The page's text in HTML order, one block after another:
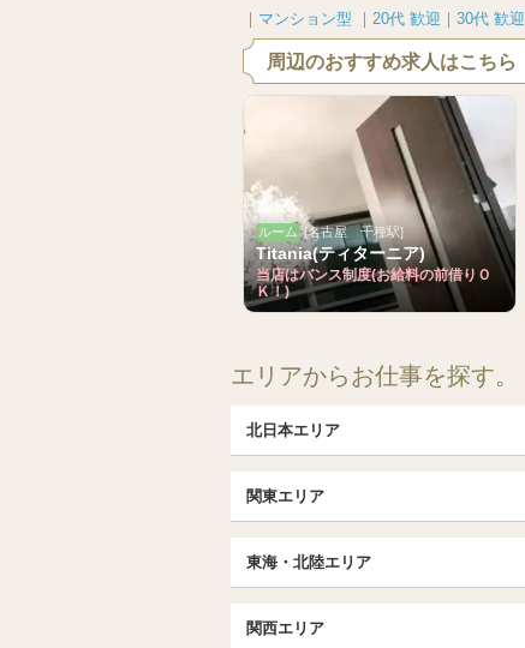
｜ マンション型 ｜ 20代 歓迎 ｜ 30代 歓迎
周辺のおすすめ求人はこちら
ルーム [名古屋 千種駅]
Titania(ティターニア)
当店はバンス制度(お給料の前借りＯ
Ｋ！)
エリアからお仕事を探す。
北日本エリア
北海道（札幌・旭川・函館）
福島 (いわき・郡山)
茨城（水戸・取手）
関東エリア
大宮・浦和・川口
千葉TOP
東海・北陸エリア
関西エリア